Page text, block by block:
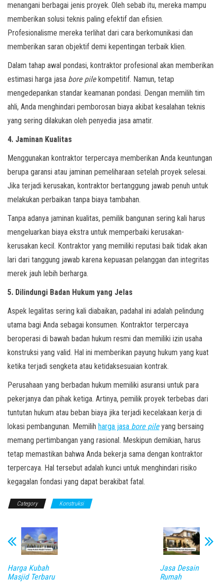
menangani berbagai jenis proyek. Oleh sebab itu, mereka mampu
memberikan solusi teknis paling efektif dan efisien.
Profesionalisme mereka terlihat dari cara berkomunikasi dan
memberikan saran objektif demi kepentingan terbaik klien.
Dalam tahap awal pondasi, kontraktor profesional akan memberikan
estimasi harga jasa bore pilekompetitif. Namun, tetap
mengedepankan standar keamanan pondasi. Dengan memilih tim
ahli, Anda menghindari pemborosan biaya akibat kesalahan teknis
yang sering dilakukan oleh penyedia jasa amatir.
4. Jaminan Kualitas
Menggunakan kontraktor terpercaya memberikan Anda keuntungan
berupa garansi atau jaminan pemeliharaan setelah proyek selesai.
Jika terjadi kerusakan, kontraktor bertanggung jawab penuh untuk
melakukan perbaikan tanpa biaya tambahan.
Tanpa adanya jaminan kualitas, pemilik bangunan sering kali harus
mengeluarkan biaya ekstra untuk memperbaiki kerusakan-
kerusakan kecil. Kontraktor yang memiliki reputasi baik tidak akan
lari dari tanggung jawab karena kepuasan pelanggan dan integritas
merek jauh lebih berharga.
5. Dilindungi Badan Hukum yang Jelas
Aspek legalitas sering kali diabaikan, padahal ini adalah pelindung
utama bagi Anda sebagai konsumen. Kontraktor terpercaya
beroperasi di bawah badan hukum resmi dan memiliki izin usaha
konstruksi yang valid. Hal ini memberikan payung hukum yang kuat
ketika terjadi sengketa atau ketidaksesuaian kontrak.
Perusahaan yang berbadan hukum memiliki asuransi untuk para
pekerjanya dan pihak ketiga. Artinya, pemilik proyek terbebas dari
tuntutan hukum atau beban biaya jika terjadi kecelakaan kerja di
lokasi pembangunan. Memilih harga jasa bore pileyang bersaing
memang pertimbangan yang rasional. Meskipun demikian, harus
tetap memastikan bahwa Anda bekerja sama dengan kontraktor
terpercaya. Hal tersebut adalah kunci untuk menghindari risiko
kegagalan fondasi yang dapat berakibat fatal.
Category Konstruksi
Harga Kubah
Masjid Terbaru
Jasa Desain
Rumah